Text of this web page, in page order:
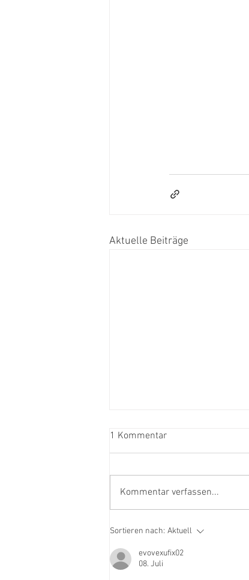
Aktuelle Beiträge
4in1: Der Multitisch
1 Kommentar
Kommentar verfassen...
Sortieren nach: Aktuell
evovexufix02
08. Juli